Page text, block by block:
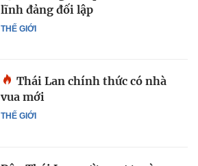
THẾ GIỚI
lĩnh đảng đối lập
THẾ GIỚI
Thái Lan chính thức có nhà
vua mới